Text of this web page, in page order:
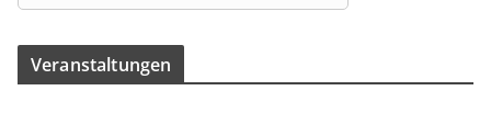
Ver­an­stal­tun­gen